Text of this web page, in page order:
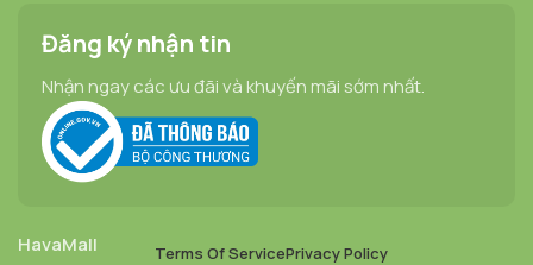
Đăng ký nhận tin
Nhận ngay các ưu đãi và khuyến mãi sớm nhất.
HavaMall
Terms Of ServicePrivacy Policy